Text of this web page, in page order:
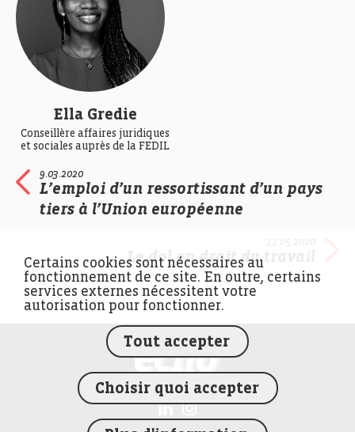
Ella Gredie
Conseillère affaires juridiques
et sociales auprès de la FEDIL
9.03.2020
L’emploi d’un ressortissant d’un pays
tiers à l’Union européenne
Le dol en droit du travail
FEDIL écho
Certains cookies sont nécessaires au
fonctionnement de ce site. En outre, certains
services externes nécessitent votre
autorisation pour fonctionner.
Tout accepter
Choisir quoi accepter